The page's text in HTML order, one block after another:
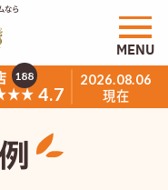
なら
4.7
188 2026.08.06
現在
MENU